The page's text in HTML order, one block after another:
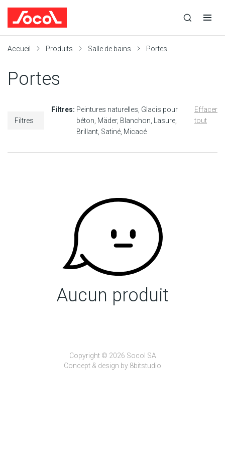
recherche
recherche
navigation
Accueil Produits Salle de bains Portes
Portes
Filtres
Filtres: Peintures naturelles Glacis pour
béton Mäder Blanchon
Lasure
Brillant Satiné Micacé
Effacer
tout
Aucun produit
Copyright © 2026 Socol SA
Concept & design by 8bitstudio